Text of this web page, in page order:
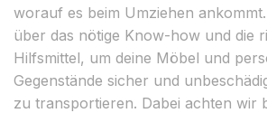
worauf es beim Umziehen
über das nötige Know-how und die
Hilfsmittel, um deine Möbel und
Gegenstände sicher und
zu transportieren. Dabei achten wir